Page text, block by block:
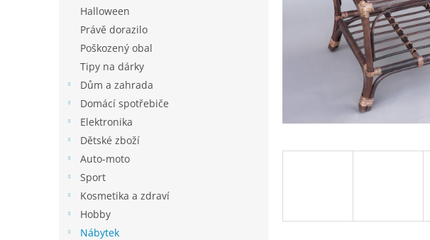
Halloween
Právě dorazilo
Poškozený obal
Tipy na dárky
Dům a zahrada
Domácí spotřebiče
Elektronika
Dětské zboží
Auto-moto
Sport
Kosmetika a zdraví
Hobby
Nábytek